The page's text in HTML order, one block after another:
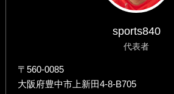
sports840
代表者
〒560-0085
大阪府豊中市上新田4-8-B705